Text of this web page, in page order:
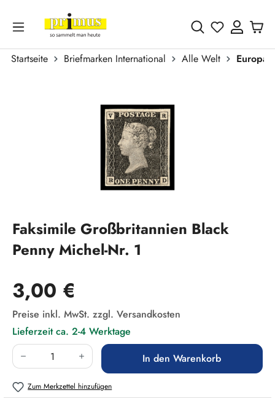
Zum Hauptinhalt springen
Du hast 0
Startseite Briefmarken International Alle Welt
Europa
Faksimile Großbritannien Black
Penny Michel-Nr. 1
Regulärer Preis:
3,00 €
Preise inkl. MwSt. zzgl. Versandkosten
Lieferzeit ca. 2-4 Werktage
Produkt Anzahl: Gib den gewünschten Wert
In den Warenkorb
Zum Merkzettel hinzufügen